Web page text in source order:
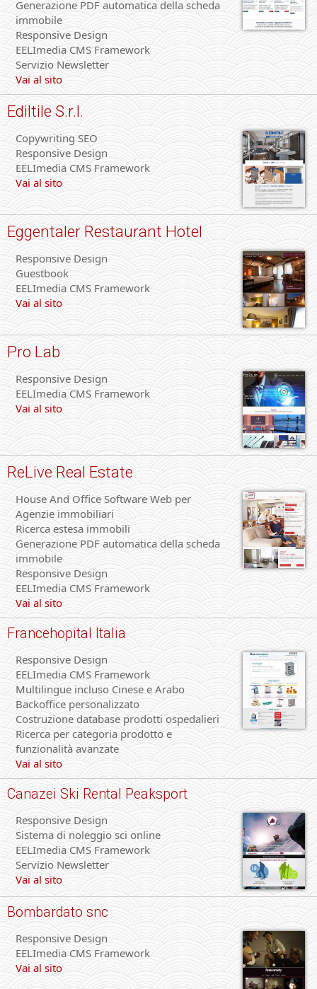
Generazione PDF automatica della scheda
immobile
Responsive Design
EELImedia CMS Framework
Servizio Newsletter
Vai al sito
Ediltile S.r.l.
Copywriting SEO
Responsive Design
EELImedia CMS Framework
Vai al sito
Eggentaler Restaurant Hotel
Responsive Design
Guestbook
EELImedia CMS Framework
Vai al sito
Pro Lab
Responsive Design
EELImedia CMS Framework
Vai al sito
ReLive Real Estate
House And Office Software Web per
Agenzie immobiliari
Ricerca estesa immobili
Generazione PDF automatica della scheda
immobile
Responsive Design
EELImedia CMS Framework
Vai al sito
Francehopital Italia
Responsive Design
EELImedia CMS Framework
Multilingue incluso Cinese e Arabo
Backoffice personalizzato
Costruzione database prodotti ospedalieri
Ricerca per categoria prodotto e
funzionalità avanzate
Vai al sito
Canazei Ski Rental Peaksport
Responsive Design
Sistema di noleggio sci online
EELImedia CMS Framework
Servizio Newsletter
Vai al sito
Bombardato snc
Responsive Design
EELImedia CMS Framework
Vai al sito